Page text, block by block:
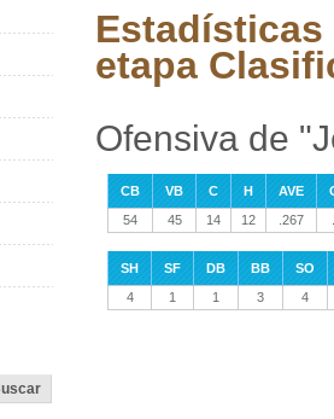
etapa
Ofensiva de
CB VB C H AVE
54
45 14 12 .267
SH SF DB BB
SO
4
1 1 3 4